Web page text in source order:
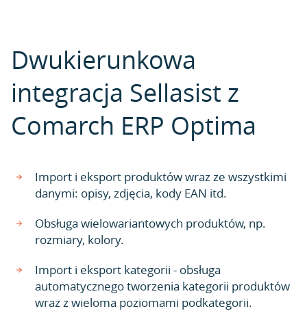
Dwukierunkowa
integracja Sellasist z
Comarch ERP Optima
Import i eksport produktów wraz ze wszystkimi
danymi: opisy, zdjęcia, kody EAN itd.
Obsługa wielowariantowych produktów, np.
rozmiary, kolory.
Import i eksport kategorii - obsługa
automatycznego tworzenia kategorii produktów
wraz z wieloma poziomami podkategorii.